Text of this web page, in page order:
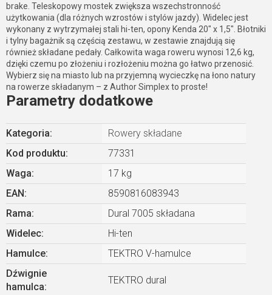
brake. Teleskopowy mostek zwiększa wszechstronność
użytkowania (dla różnych wzrostów i stylów jazdy). Widelec jest
wykonany z wytrzymałej stali hi-ten, opony Kenda 20" x 1,5". Błotniki
i tylny bagażnik są częścią zestawu, w zestawie znajdują się
również składane pedały. Całkowita waga roweru wynosi 12,6 kg,
dzięki czemu po złożeniu i rozłożeniu można go łatwo przenosić.
Wybierz się na miasto lub na przyjemną wycieczkę na łono natury
na rowerze składanym – z Author Simplex to proste!
Parametry dodatkowe
Kategoria:
Rowery składane
Kod produktu:
77331
Waga:
17 kg
EAN:
8590816083943
Rama:
Dural 7005 składana
Widelec:
Hi-ten
Hamulce:
TEKTRO V-hamulce
Dźwignie
hamulca:
TEKTRO dural